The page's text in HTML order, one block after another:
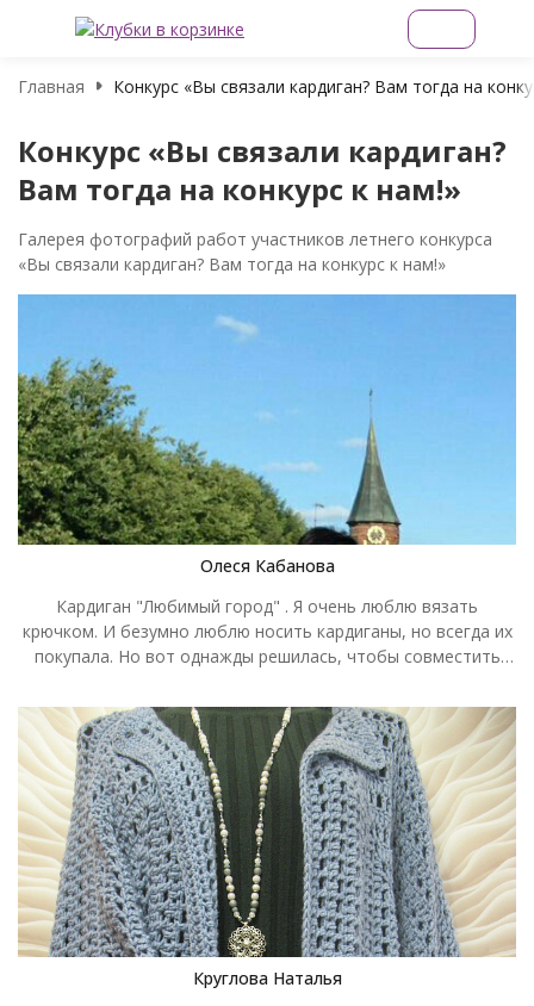
Главная Конкурс «Вы связали кардиган? Вам тогда на
Конкурс «Вы связали кардиган?
Вам тогда на конкурс к нам!»
Галерея фотографий работ участников летнего конкурса
«Вы связали кардиган? Вам тогда на конкурс к нам!»
Олеся Кабанова
Кардиган "Любимый город" . Я очень люблю вязать
крючком. И безумно люблю носить кардиганы, но всегда их
покупала. Но вот однажды решилась, чтобы совместить
замечательный ажурный, летний кардиган. Я в него просто
влюбилась. Вязала я его крючком номер 2, а ниточки
использовала YarnArt "Begonia" . Узор нашла на просторах
интернета. Пряжи у меня ушло 14 моточков по 50г. За
пряжу огромное спасибо моим любимым "Клубкам в
корзинке". Работа затянулась на месяц, но она того стоила.
Круглова Наталья